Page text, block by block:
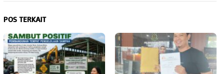
POS TERKAIT